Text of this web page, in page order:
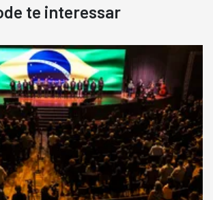
Cat 966
te interessar